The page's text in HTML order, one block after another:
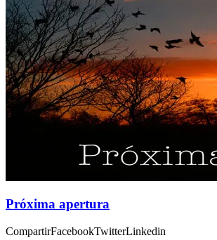
Próxima apertura
CompartirFacebookTwitterLinkedin